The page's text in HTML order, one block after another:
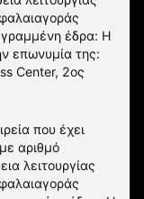
έδρα: Η
επωνυμία της:
Center, 2ος
που έχει
αριθμό
λειτουργίας